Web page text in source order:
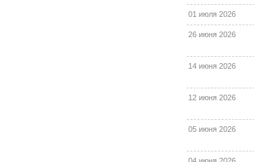
01 июля 2026
26 июня 2026
14 июня 2026
12 июня 2026
05 июня 2026